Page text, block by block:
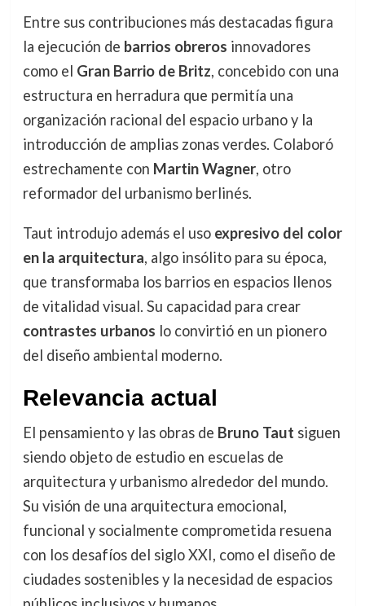
Entre sus contribuciones más destacadas figura
la ejecución de barrios obreros innovadores
como el Gran Barrio de Britz, concebido con una
estructura en herradura que permitía una
organización racional del espacio urbano y la
introducción de amplias zonas verdes. Colaboró
estrechamente con Martin Wagner, otro
reformador del urbanismo berlinés.
Taut introdujo además el uso expresivo del color
en la arquitectura, algo insólito para su época,
que transformaba los barrios en espacios llenos
de vitalidad visual. Su capacidad para crear
contrastes urbanos lo convirtió en un pionero
del diseño ambiental moderno.
Relevancia actual
El pensamiento y las obras de Bruno Taut siguen
siendo objeto de estudio en escuelas de
arquitectura y urbanismo alrededor del mundo.
Su visión de una arquitectura emocional,
funcional y socialmente comprometida resuena
con los desafíos del siglo XXI, como el diseño de
ciudades sostenibles y la necesidad de espacios